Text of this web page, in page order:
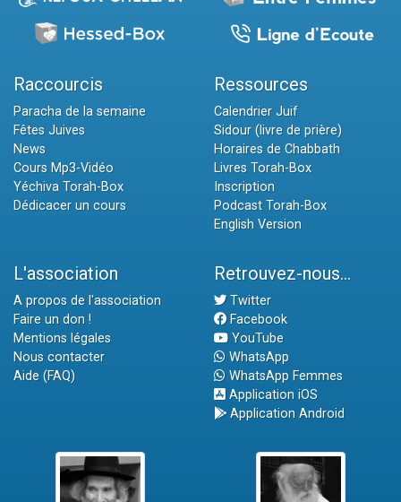
Raccourcis
Paracha de la semaine
Fêtes Juives
News
Cours Mp3-Vidéo
Yéchiva Torah-Box
Dédicacer un cours
Ressources
Calendrier Juif
Sidour (livre de prière)
Horaires de Chabbath
Livres Torah-Box
Inscription
Podcast Torah-Box
English Version
L'association
A propos de l'association
Faire un don !
Mentions légales
Nous contacter
Aide (FAQ)
Retrouvez-nous...
Twitter
Facebook
YouTube
WhatsApp
WhatsApp Femmes
Application iOS
Application Android